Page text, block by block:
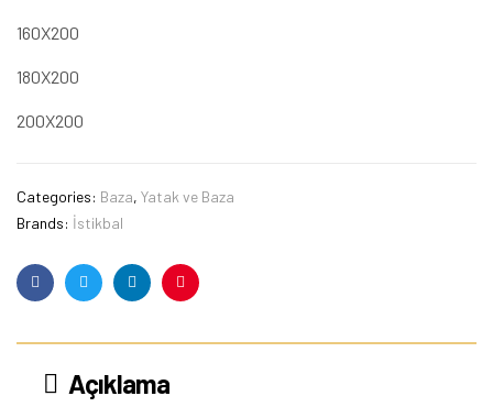
160X200
180X200
200X200
Categories: Baza, Yatak ve Baza
Brands: İstikbal
FacebookTwitterLinkedinPinterest
Açıklama